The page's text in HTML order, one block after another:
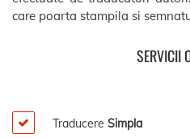
care poarta stampila si
SERVICII
Traducere Simpla